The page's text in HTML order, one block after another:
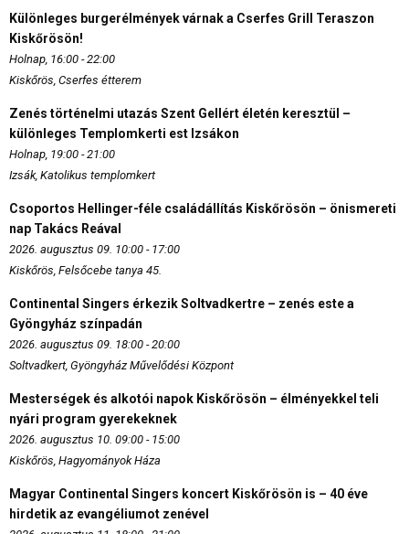
Különleges burgerélmények várnak a Cserfes Grill Teraszon
Kiskőrösön!
Holnap, 16:00 - 22:00
Kiskőrös, Cserfes étterem
Zenés történelmi utazás Szent Gellért életén keresztül –
különleges Templomkerti est Izsákon
Holnap, 19:00 - 21:00
Izsák, Katolikus templomkert
Csoportos Hellinger-féle családállítás Kiskőrösön – önismereti
nap Takács Reával
2026. augusztus 09. 10:00 - 17:00
Kiskőrös, Felsőcebe tanya 45.
Continental Singers érkezik Soltvadkertre – zenés este a
Gyöngyház színpadán
2026. augusztus 09. 18:00 - 20:00
Soltvadkert, Gyöngyház Művelődési Központ
Mesterségek és alkotói napok Kiskőrösön – élményekkel teli
nyári program gyerekeknek
2026. augusztus 10. 09:00 - 15:00
Kiskőrös, Hagyományok Háza
Magyar Continental Singers koncert Kiskőrösön is – 40 éve
hirdetik az evangéliumot zenével